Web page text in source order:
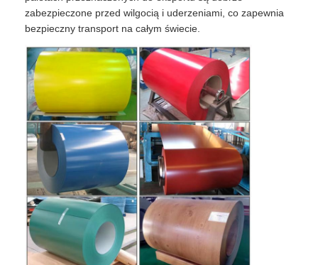
Do domu
Produkty
O nas
zabezpieczone przed wilgocią i uderzeniami, co zapewnia
bezpieczny transport na całym świecie.